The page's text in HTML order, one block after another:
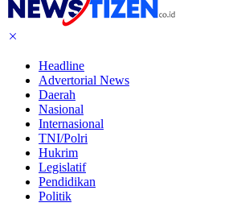
Headline
Advertorial News
Daerah
Nasional
Internasional
TNI/Polri
Hukrim
Legislatif
Pendidikan
Politik